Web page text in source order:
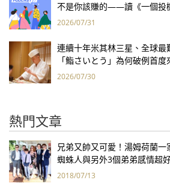
不是你該賺的——讀《一個投
2026/07/31
連續十年米其林三星、全球最
「鮨さいとう」為何破例首度
2026/07/30
熱門文章
兄弟又帥又可愛！湯姆荷蘭
蜘蛛人與另外3個弟弟感情超好
2018/07/13